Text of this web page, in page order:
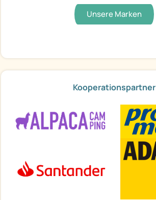
Unsere Marken
Kooperationspartner